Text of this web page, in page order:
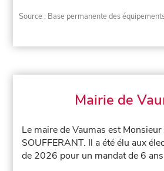
Source : Base permanente des
Mairie de
Le maire de Vaumas est
SOUFFERANT. Il a été élu aux
de 2026 pour un mandat de 6